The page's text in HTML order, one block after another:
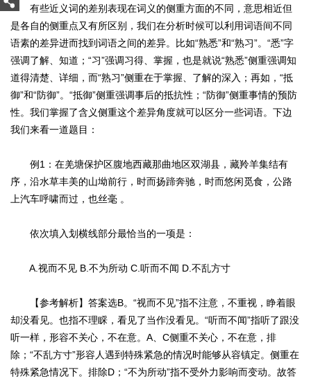
有些近义词的差别表现在词义的侧重方面的不同，意思相近但
是各自的侧重点又有所区别，我们在分析时候可以利用词语间不同
语素的差异进而找到词语之间的差异。比如“熟悉”和“熟习”。“悉”字
强调了解、知道；“习”强调习得、掌握，也是就说“熟悉”侧重强调知
道得清楚、详细，而“熟习”侧重在于掌握、了解的深入；再如，“抵
御”和“防御”。“抵御”侧重强调事后的抵抗性；“防御”侧重事情的预防
性。我们掌握了含义侧重这个差异角度就可以区分一些词语。下边
我们来看一道题目：
例1：在羌塘保护区腹地西藏那曲地区双湖县，藏羚羊集结有
序，沿水草丰美的山坳前行，时而扬蹄奔驰，时而悠闲觅食，公路
上汽车呼啸而过，也丝毫 。
依次填入划横线部分最恰当的一项是：
A.视而不见 B.不为所动 C.听而不闻 D.不乱方寸
【参考解析】答案选B。“视而不见”指不注意，不重视，睁着眼
却没看见。也指不理睬，看见了当作没看见。“听而不闻”指听了跟没
听一样，形容不关心，不在意。A、C侧重不关心，不在意，排
除；“不乱方寸”形容人遇到特殊紧急的情况时能够从容镇定。侧重在
特殊紧急情况下。排除D；“不为所动”指不受外力影响而变动。故答